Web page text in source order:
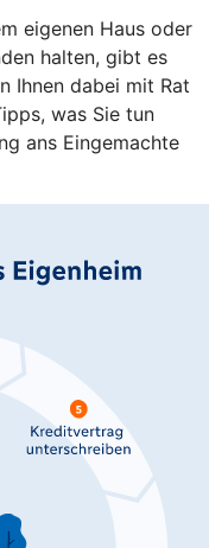
eigenen Haus oder
halten, gibt es
Ihnen dabei mit Rat
was Sie tun
ans Eingemachte